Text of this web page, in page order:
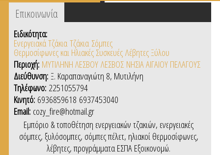
Tabs group καταχώρησης
Επικοινωνία
tab)
Ειδικότητα:
Ενεργειακά ΤζάκιαΤζάκια Σόμπες
Θερμοσίφωνες και Ηλιακές ΣυσκευέςΛέβητες Ξύλου
Περιοχή: ΜΥΤΙΛΗΝΗ ΛΕΣΒΟΥΛΕΣΒΟΣ ΝΗΣΙΑ ΑΙΓΑΙΟΥ ΠΕΛΑΓΟΥΣ
Διεύθυνση: Ξ. Καραπαναγιώτη 8, Μυτιλήνη
Τηλέφωνο: 2251055794
Κινητό: 6936859618 6937453040
Email: cozy_fire@hotmail.gr
Εμπόριο & τοποθέτηση ενεργειακών τζακιών, ενεργειακές
σόμπες, ξυλόσομπες, σόμπες πέλετ, ηλιακοί θερμοσίφωνες,
λέβητες, προγράμματα ΕΣΠΑ Εξοικονομώ.